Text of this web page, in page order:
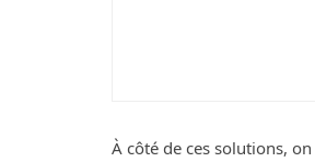
À côté de ces solutions,